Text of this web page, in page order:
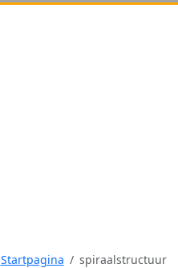
Startpagina spiraalstructuur